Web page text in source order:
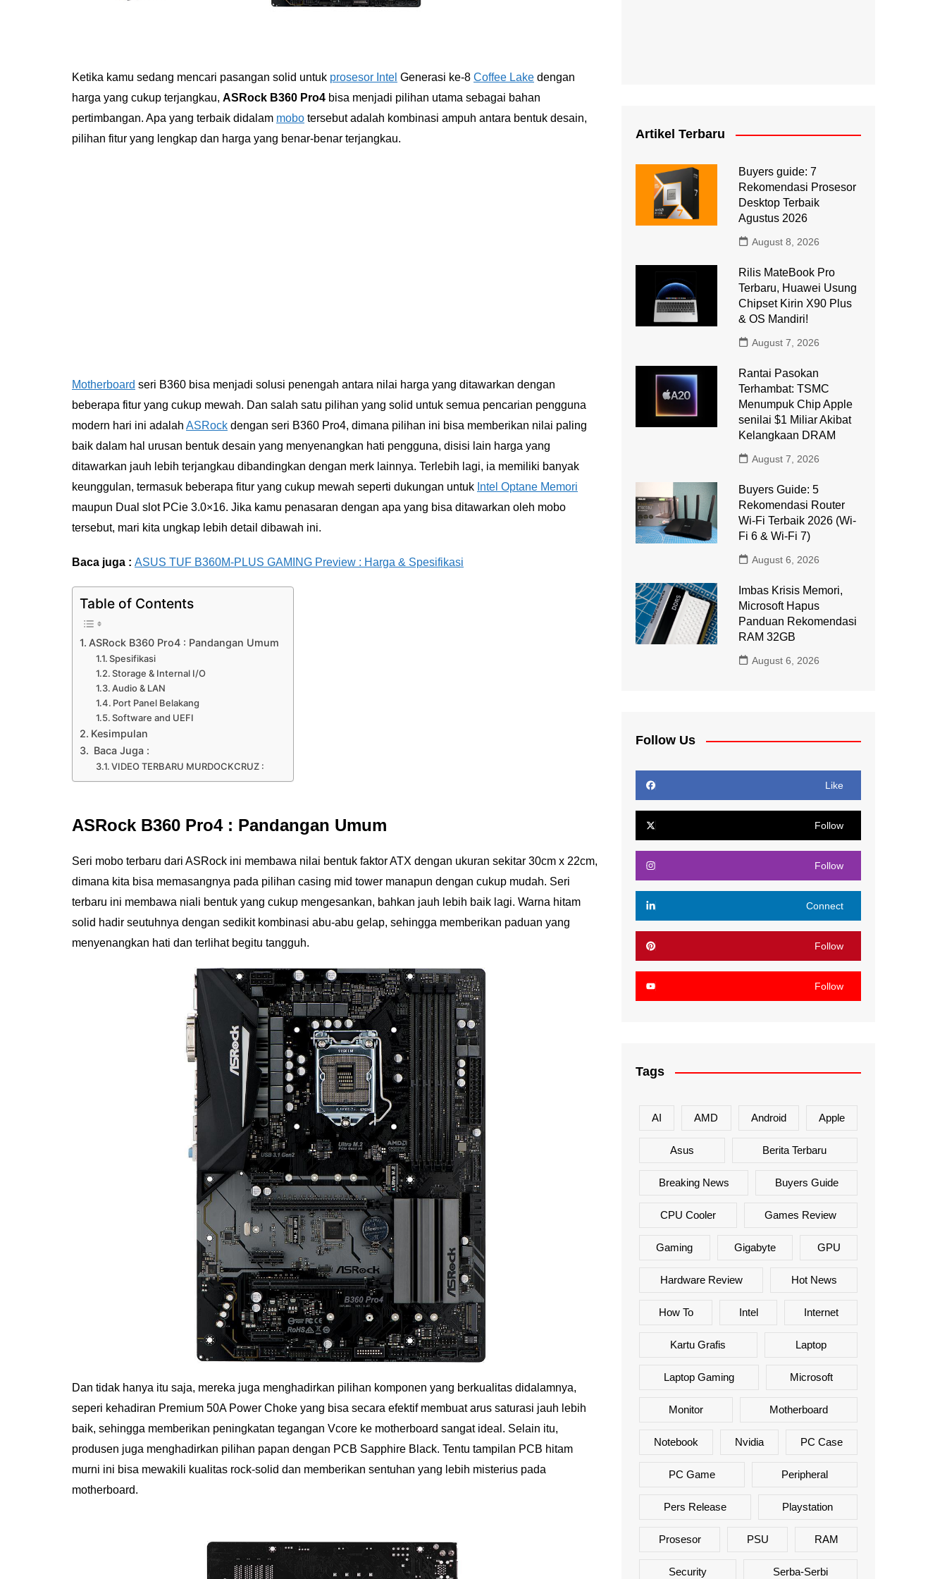
Ketika kamu sedang mencari pasangan solid untuk prosesor Intel Generasi ke-8 Coffee Lake dengan
harga yang cukup terjangkau, ASRock B360 Pro4 bisa menjadi pilihan utama sebagai bahan
pertimbangan. Apa yang terbaik didalam mobo tersebut adalah kombinasi ampuh antara bentuk desain,
pilihan fitur yang lengkap dan harga yang benar-benar terjangkau.
Motherboard seri B360 bisa menjadi solusi penengah antara nilai harga yang ditawarkan dengan
beberapa fitur yang cukup mewah. Dan salah satu pilihan yang solid untuk semua pencarian pengguna
modern hari ini adalah ASRock dengan seri B360 Pro4, dimana pilihan ini bisa memberikan nilai paling
baik dalam hal urusan bentuk desain yang menyenangkan hati pengguna, disisi lain harga yang
ditawarkan jauh lebih terjangkau dibandingkan dengan merk lainnya. Terlebih lagi, ia memiliki banyak
keunggulan, termasuk beberapa fitur yang cukup mewah seperti dukungan untuk Intel Optane Memori
maupun Dual slot PCie 3.0×16. Jika kamu penasaran dengan apa yang bisa ditawarkan oleh mobo
tersebut, mari kita ungkap lebih detail dibawah ini.
Baca juga : ASUS TUF B360M-PLUS GAMING Preview : Harga & Spesifikasi
Table of Contents
ASRock B360 Pro4 : Pandangan Umum
Spesifikasi
Storage & Internal I/O
Audio & LAN
Port Panel Belakang
Software and UEFI
Kesimpulan
Baca Juga :
VIDEO TERBARU MURDOCKCRUZ :
ASRock B360 Pro4 : Pandangan Umum
Seri mobo terbaru dari ASRock ini membawa nilai bentuk faktor ATX dengan ukuran sekitar 30cm x 22cm,
dimana kita bisa memasangnya pada pilihan casing mid tower manapun dengan cukup mudah. Seri
terbaru ini membawa niali bentuk yang cukup mengesankan, bahkan jauh lebih baik lagi. Warna hitam
solid hadir seutuhnya dengan sedikit kombinasi abu-abu gelap, sehingga memberikan paduan yang
menyenangkan hati dan terlihat begitu tangguh.
Dan tidak hanya itu saja, mereka juga menghadirkan pilihan komponen yang berkualitas didalamnya,
seperi kehadiran Premium 50A Power Choke yang bisa secara efektif membuat arus saturasi jauh lebih
baik, sehingga memberikan peningkatan tegangan Vcore ke motherboard sangat ideal. Selain itu,
produsen juga menghadirkan pilihan papan dengan PCB Sapphire Black. Tentu tampilan PCB hitam
murni ini bisa mewakili kualitas rock-solid dan memberikan sentuhan yang lebih misterius pada
motherboard.
Artikel Terbaru
Buyers guide: 7
Rekomendasi Prosesor
Desktop Terbaik
Agustus 2026
August 8, 2026
Rilis MateBook Pro
Terbaru, Huawei Usung
Chipset Kirin X90 Plus
& OS Mandiri!
August 7, 2026
Rantai Pasokan
Terhambat: TSMC
Menumpuk Chip Apple
senilai $1 Miliar Akibat
Kelangkaan DRAM
August 7, 2026
Buyers Guide: 5
Rekomendasi Router
Wi-Fi Terbaik 2026 (Wi-
Fi 6 & Wi-Fi 7)
August 6, 2026
Imbas Krisis Memori,
Microsoft Hapus
Panduan Rekomendasi
RAM 32GB
August 6, 2026
Follow Us
Like
Follow
Follow
Connect
Follow
Follow
Tags
AI AMD Android Apple
Asus Berita Terbaru
Breaking News Buyers Guide
CPU Cooler Games Review
Gaming Gigabyte GPU
Hardware Review Hot News
How To Intel Internet
Kartu Grafis Laptop
Laptop Gaming Microsoft
Monitor Motherboard
Notebook Nvidia PC Case
PC Game Peripheral
Pers Release Playstation
Prosesor PSU RAM
Security Serba-Serbi